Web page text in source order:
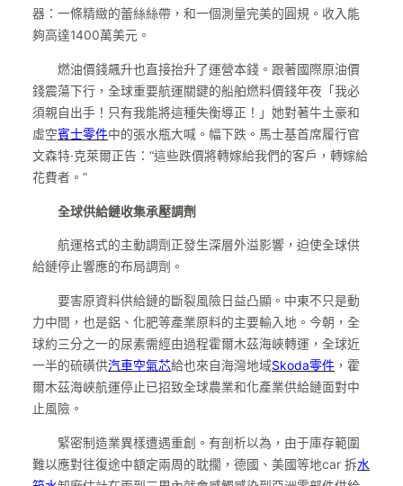
器：一條精緻的蕾絲絲帶，和一個測量完美的圓規。收入能
夠高達1400萬美元。
燃油價錢飆升也直接抬升了運營本錢。跟著國際原油價
錢震蕩下行，全球重要航運關鍵的船舶燃料價錢年夜「我必
須親自出手！只有我能將這種失衡導正！」她對著牛土豪和
虛空賓士零件中的張水瓶大喊。幅下跌。馬士基首席履行官
文森特·克萊爾正告：“這些跌價將轉嫁給我們的客戶，轉嫁給
花費者。”
全球供給鏈收集承壓調劑
航運格式的主動調劑正發生深層外溢影響，迫使全球供
給鏈停止響應的布局調劑。
要害原資料供給鏈的斷裂風險日益凸顯。中東不只是動
力中間，也是鋁、化肥等產業原料的主要輸入地。今朝，全
球約三分之一的尿素需經由過程霍爾木茲海峽轉運，全球近
一半的硫磺供汽車空氣芯給也來自海灣地域Skoda零件 ，霍
爾木茲海峽航運停止已招致全球農業和化產業供給鏈面對中
止風險。
緊密制造業異樣遭遇重創。有剖析以為，由于庫存範圍
難以應對往復途中額定兩周的耽擱，德國、美國等地car 拆水